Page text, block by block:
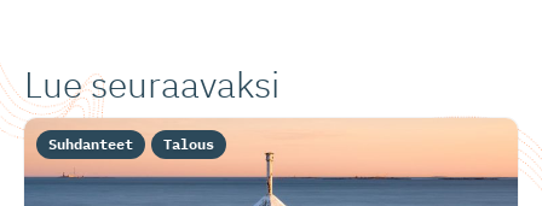
Lue seuraavaksi
Suhdanteet Talous